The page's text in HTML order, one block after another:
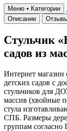
Меню • Категории
Описание
Стульчик
садов из
Интернет магазин
детских садов с
стульчиков для
массив (хвойные
стула
СПБ. Размеры
группам